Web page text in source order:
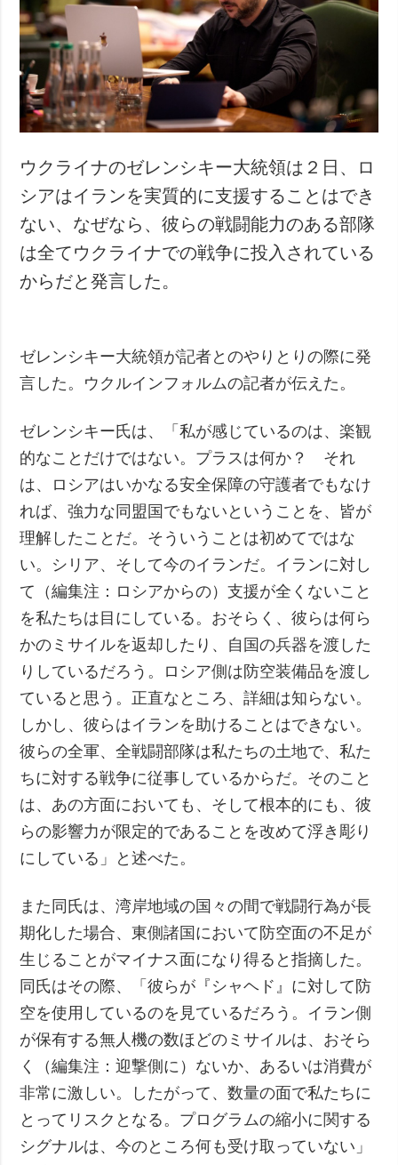
ウクライナのゼレンシキー大統領は２日、ロ
シアはイランを実質的に支援することはでき
ない、なぜなら、彼らの戦闘能力のある部隊
は全てウクライナでの戦争に投入されている
からだと発言した。
ゼレンシキー大統領が記者とのやりとりの際に発
言した。ウクルインフォルムの記者が伝えた。
ゼレンシキー氏は、「私が感じているのは、楽観
的なことだけではない。プラスは何か？ それ
は、ロシアはいかなる安全保障の守護者でもなけ
れば、強力な同盟国でもないということを、皆が
理解したことだ。そういうことは初めてではな
い。シリア、そして今のイランだ。イランに対し
て（編集注：ロシアからの）支援が全くないこと
を私たちは目にしている。おそらく、彼らは何ら
かのミサイルを返却したり、自国の兵器を渡した
りしているだろう。ロシア側は防空装備品を渡し
ていると思う。正直なところ、詳細は知らない。
しかし、彼らはイランを助けることはできない。
彼らの全軍、全戦闘部隊は私たちの土地で、私た
ちに対する戦争に従事しているからだ。そのこと
は、あの方面においても、そして根本的にも、彼
らの影響力が限定的であることを改めて浮き彫り
にしている」と述べた。
また同氏は、湾岸地域の国々の間で戦闘行為が長
期化した場合、東側諸国において防空面の不足が
生じることがマイナス面になり得ると指摘した。
同氏はその際、「彼らが『シャヘド』に対して防
空を使用しているのを見ているだろう。イラン側
が保有する無人機の数ほどのミサイルは、おそら
く（編集注：迎撃側に）ないか、あるいは消費が
非常に激しい。したがって、数量の面で私たちに
とってリスクとなる。プログラムの縮小に関する
シグナルは、今のところ何も受け取っていない」